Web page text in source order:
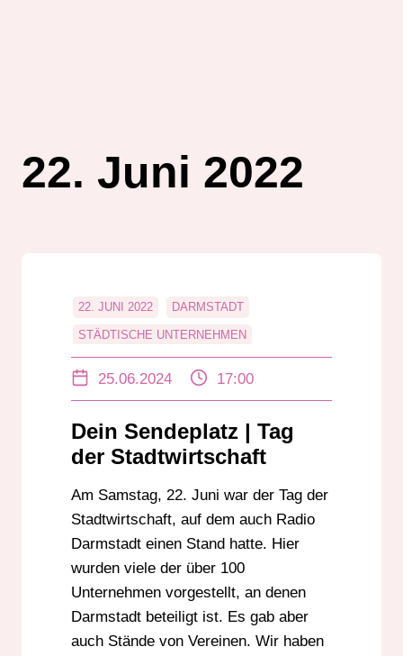
22. Juni 2022
22. JUNI 2022 DARMSTADT
STÄDTISCHE UNTERNEHMEN
25.06.2024 17:00
Dein Sendeplatz | Tag
der Stadtwirtschaft
Am Samstag, 22. Juni war der Tag der
Stadtwirtschaft, auf dem auch Radio
Darmstadt einen Stand hatte. Hier
wurden viele der über 100
Unternehmen vorgestellt, an denen
Darmstadt beteiligt ist. Es gab aber
auch Stände von Vereinen. Wir haben